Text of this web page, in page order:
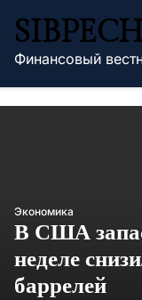
содержимому
Финансовый
Экономика
В США
неделе
баррелей